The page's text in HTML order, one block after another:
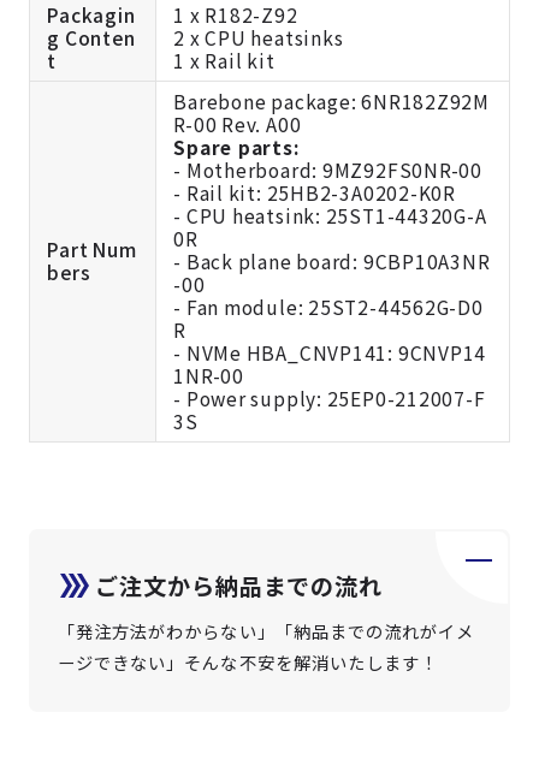
Packagin
g Conten
t
1 x R182-Z92
2 x CPU heatsinks
1 x Rail kit
Part Num
bers
Barebone package: 6NR182Z92M
R-00 Rev. A00
Spare parts:
- Motherboard: 9MZ92FS0NR-00
- Rail kit: 25HB2-3A0202-K0R
- CPU heatsink: 25ST1-44320G-A
0R
- Back plane board: 9CBP10A3NR
-00
- Fan module: 25ST2-44562G-D0
R
- NVMe HBA_CNVP141: 9CNVP14
1NR-00
- Power supply: 25EP0-212007-F
3S
ご注文から納品までの流れ
「発注方法がわからない」「納品までの流れがイメ
ージできない」そんな不安を解消いたします！